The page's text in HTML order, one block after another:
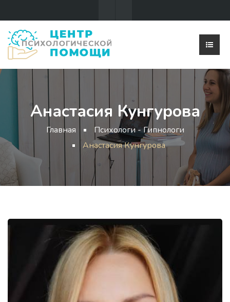
Анастасия Кунгурова
Главная
Психологи - Гипнологи
Анастасия Кунгурова